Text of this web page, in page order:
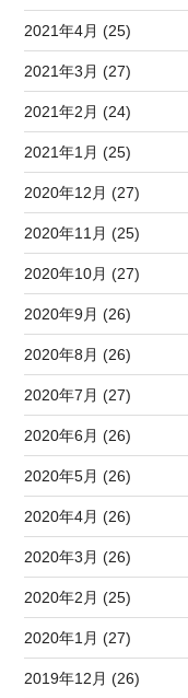
2021年4月 (25)
2021年3月 (27)
2021年2月 (24)
2021年1月 (25)
2020年12月 (27)
2020年11月 (25)
2020年10月 (27)
2020年9月 (26)
2020年8月 (26)
2020年7月 (27)
2020年6月 (26)
2020年5月 (26)
2020年4月 (26)
2020年3月 (26)
2020年2月 (25)
2020年1月 (27)
2019年12月 (26)